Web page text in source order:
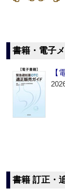
書籍・電子
【
書籍 訂正・